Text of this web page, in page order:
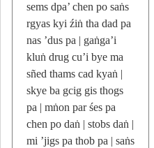
sems dpa’ chen po saṅs
rgyas kyi źiṅ tha dad pa
nas ’dus pa | gaṅga’i
kluṅ drug cu’i bye ma
sñed thams cad kyaṅ |
skye ba gcig gis thogs
pa | mṅon par śes pa
chen po daṅ | stobs daṅ |
mi ’jigs pa thob pa | saṅs